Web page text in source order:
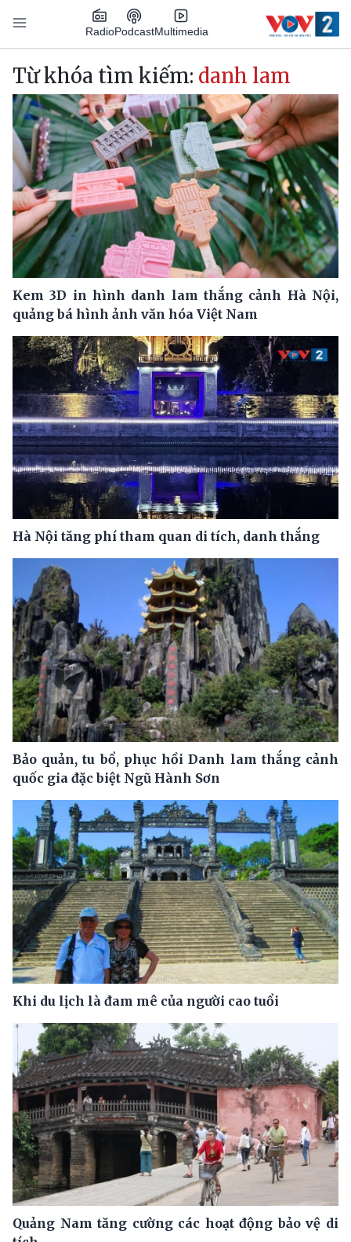
Nhảy đến nội dung
RadioPodcastMultimedia
Main navigation
Từ khóa tìm kiếm: danh lam
Kem 3D in hình danh lam thắng cảnh Hà Nội,
quảng bá hình ảnh văn hóa Việt Nam
Hà Nội tăng phí tham quan di tích, danh thắng
Bảo quản, tu bổ, phục hồi Danh lam thắng cảnh
quốc gia đặc biệt Ngũ Hành Sơn
Khi du lịch là đam mê của người cao tuổi
Quảng Nam tăng cường các hoạt động bảo vệ di